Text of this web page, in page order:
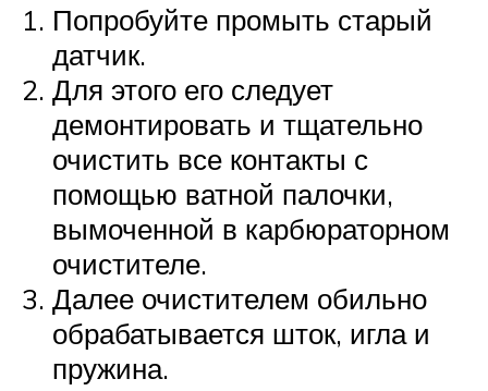
Попробуйте промыть старый
датчик.
Для этого его следует
демонтировать и тщательно
очистить все контакты с
помощью ватной палочки,
вымоченной в карбюраторном
очистителе.
Далее очистителем обильно
обрабатывается шток, игла и
пружина.